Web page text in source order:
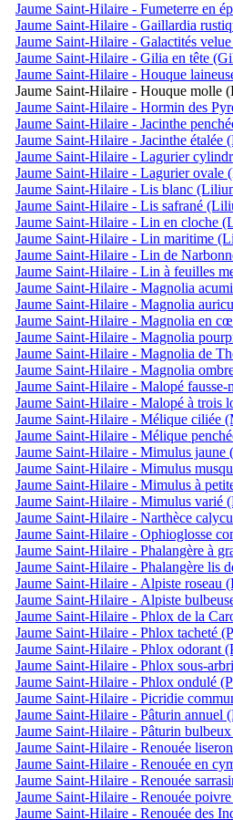
Jaume Saint-Hilaire - Fumeterre en
Jaume Saint-Hilaire - Gaillardia
Jaume Saint-Hilaire - Galactités
Jaume Saint-Hilaire - Gilia en tête
Jaume Saint-Hilaire - Houque
Jaume Saint-Hilaire - Houque molle
Jaume Saint-Hilaire - Hormin des
Jaume Saint-Hilaire - Jacinthe
Jaume Saint-Hilaire - Jacinthe étalée
Jaume Saint-Hilaire - Lagurier
Jaume Saint-Hilaire - Lagurier ovale
Jaume Saint-Hilaire - Lis blanc
Jaume Saint-Hilaire - Lis safrané
Jaume Saint-Hilaire - Lin en cloche
Jaume Saint-Hilaire - Lin maritime
Jaume Saint-Hilaire - Lin de
Jaume Saint-Hilaire - Lin à feuilles
Jaume Saint-Hilaire - Magnolia
Jaume Saint-Hilaire - Magnolia
Jaume Saint-Hilaire - Magnolia en
Jaume Saint-Hilaire - Magnolia
Jaume Saint-Hilaire - Magnolia de
Jaume Saint-Hilaire - Magnolia
Jaume Saint-Hilaire - Malopé
Jaume Saint-Hilaire - Malopé à trois
Jaume Saint-Hilaire - Mélique ciliée
Jaume Saint-Hilaire - Mélique
Jaume Saint-Hilaire - Mimulus jaune
Jaume Saint-Hilaire - Mimulus
Jaume Saint-Hilaire - Mimulus à
Jaume Saint-Hilaire - Mimulus varié
Jaume Saint-Hilaire - Narthèce
Jaume Saint-Hilaire - Ophioglosse
Jaume Saint-Hilaire - Phalangère à
Jaume Saint-Hilaire - Phalangère lis
Jaume Saint-Hilaire - Alpiste roseau
Jaume Saint-Hilaire - Alpiste
Jaume Saint-Hilaire - Phlox de la
Jaume Saint-Hilaire - Phlox tacheté
Jaume Saint-Hilaire - Phlox odorant
Jaume Saint-Hilaire - Phlox sous-
Jaume Saint-Hilaire - Phlox ondulé
Jaume Saint-Hilaire - Picridie
Jaume Saint-Hilaire - Pâturin annuel
Jaume Saint-Hilaire - Pâturin
Jaume Saint-Hilaire - Renouée
Jaume Saint-Hilaire - Renouée en
Jaume Saint-Hilaire - Renouée
Jaume Saint-Hilaire - Renouée
Jaume Saint-Hilaire - Renouée des